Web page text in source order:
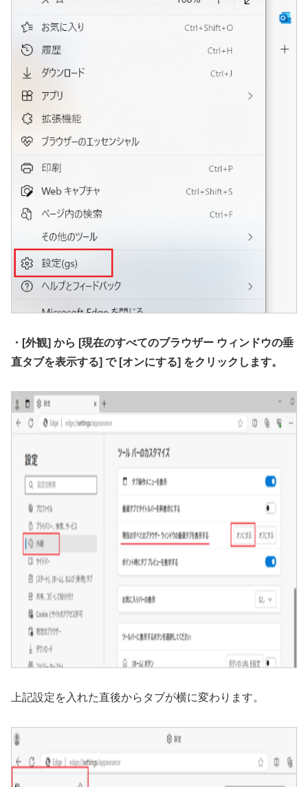
・[外観] から [現在のすべてのブラウザー ウィンドウの垂
直タブを表示する] で [オンにする] をクリックします。
上記設定を入れた直後からタブが横に変わります。